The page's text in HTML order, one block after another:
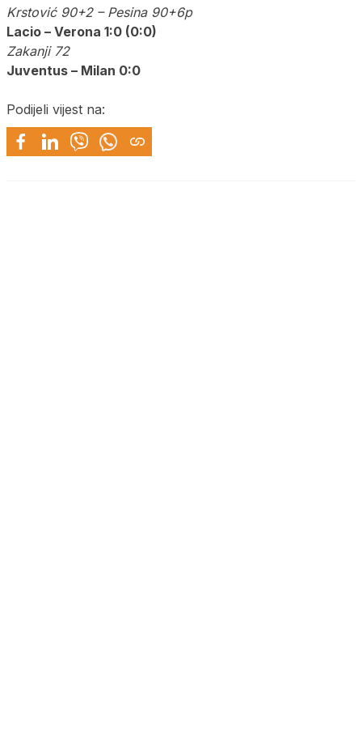
Krstović 90+2 – Pesina 90+6p
Lacio – Verona 1:0 (0:0)
Zakanji 72
Juventus – Milan 0:0
Podijeli vijest na: